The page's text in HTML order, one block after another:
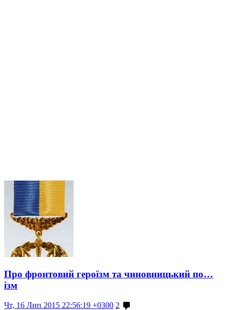
Про фронтовий героїзм та чиновницький по…
ізм
Чт, 16 Лип 2015 22:56:19 +0300 2